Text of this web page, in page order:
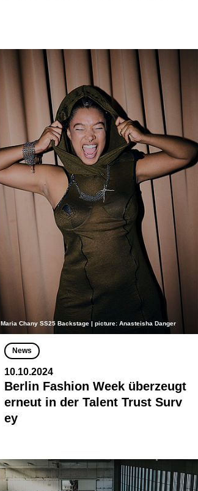
Maria Chany SS25 Backstage | picture: Anasteisha Danger
News
10.10.2024
Berlin Fashion Week überzeugt
erneut in der Talent Trust Surv
ey